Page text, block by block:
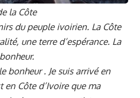
la Côte
du peuple ivoirien. La Côte
une terre d’espérance. La
bonheur . Je suis arrivé en
en Côte d’Ivoire que ma